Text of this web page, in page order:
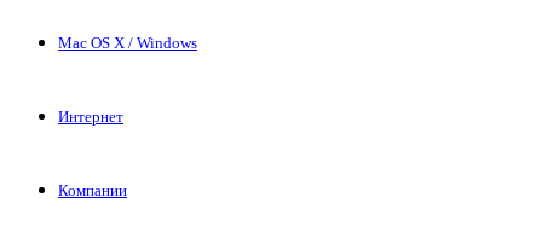
Mac OS X / Windows
Интернет
Компании